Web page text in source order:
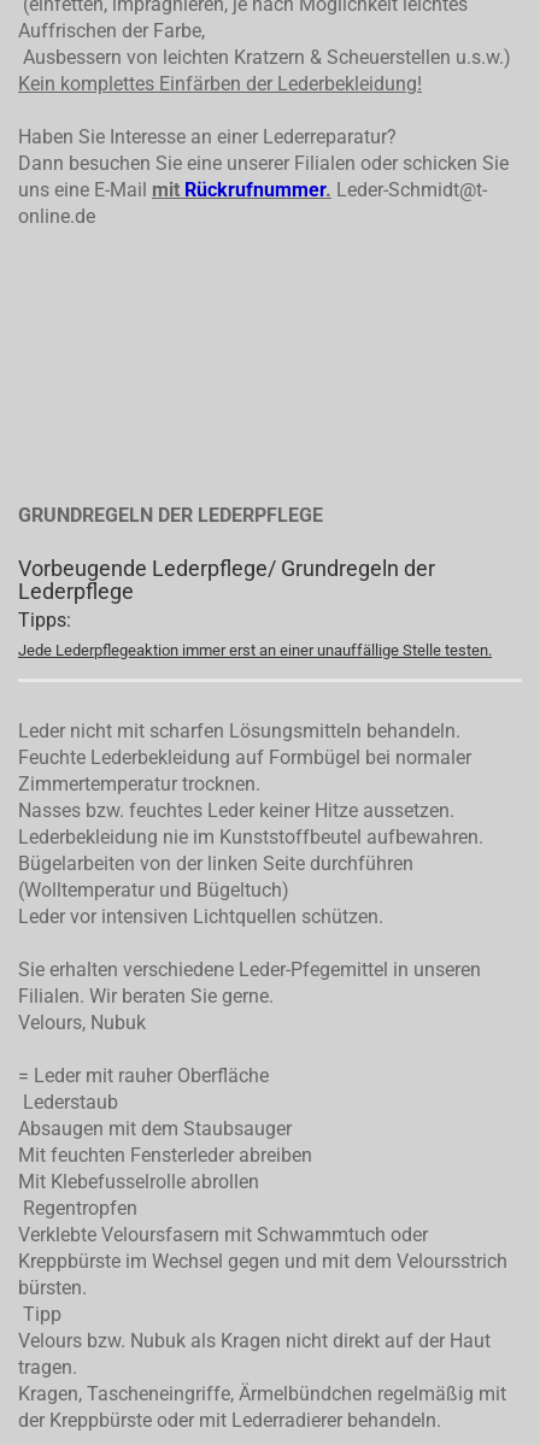
Auffrischen der Farbe,
Ausbessern von leichten Kratzern & Scheuerstellen u.s.w.)
Kein komplettes Einfärben der Lederbekleidung!
Haben Sie Interesse an einer Lederreparatur?
Dann besuchen Sie eine unserer Filialen oder schicken Sie
uns eine E-Mail mit Rückrufnummer. Leder-Schmidt@t-
online.de
GRUNDREGELN DER LEDERPFLEGE
Vorbeugende Lederpflege/ Grundregeln der
Lederpflege
Tipps:
Jede Lederpflegeaktion immer erst an einer unauffällige Stelle testen.
Leder nicht mit scharfen Lösungsmitteln behandeln.
Feuchte Lederbekleidung auf Formbügel bei normaler
Zimmertemperatur trocknen.
Nasses bzw. feuchtes Leder keiner Hitze aussetzen.
Lederbekleidung nie im Kunststoffbeutel aufbewahren.
Bügelarbeiten von der linken Seite durchführen
(Wolltemperatur und Bügeltuch)
Leder vor intensiven Lichtquellen schützen.
Sie erhalten verschiedene Leder-Pfegemittel in unseren
Filialen. Wir beraten Sie gerne.
Velours, Nubuk
= Leder mit rauher Oberfläche
Lederstaub
Absaugen mit dem Staubsauger
Mit feuchten Fensterleder abreiben
Mit Klebefusselrolle abrollen
Regentropfen
Verklebte Veloursfasern mit Schwammtuch oder
Kreppbürste im Wechsel gegen und mit dem Veloursstrich
bürsten.
Tipp
Velours bzw. Nubuk als Kragen nicht direkt auf der Haut
tragen.
Kragen, Tascheneingriffe, Ärmelbündchen regelmäßig mit
der Kreppbürste oder mit Lederradierer behandeln.